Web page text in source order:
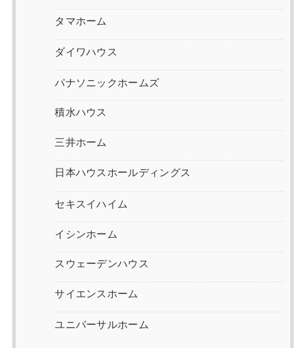
タマホーム
ダイワハウス
パナソニックホームズ
積水ハウス
三井ホーム
日本ハウスホールディングス
セキスイハイム
イシンホーム
スウェーデンハウス
サイエンスホーム
ユニバーサルホーム